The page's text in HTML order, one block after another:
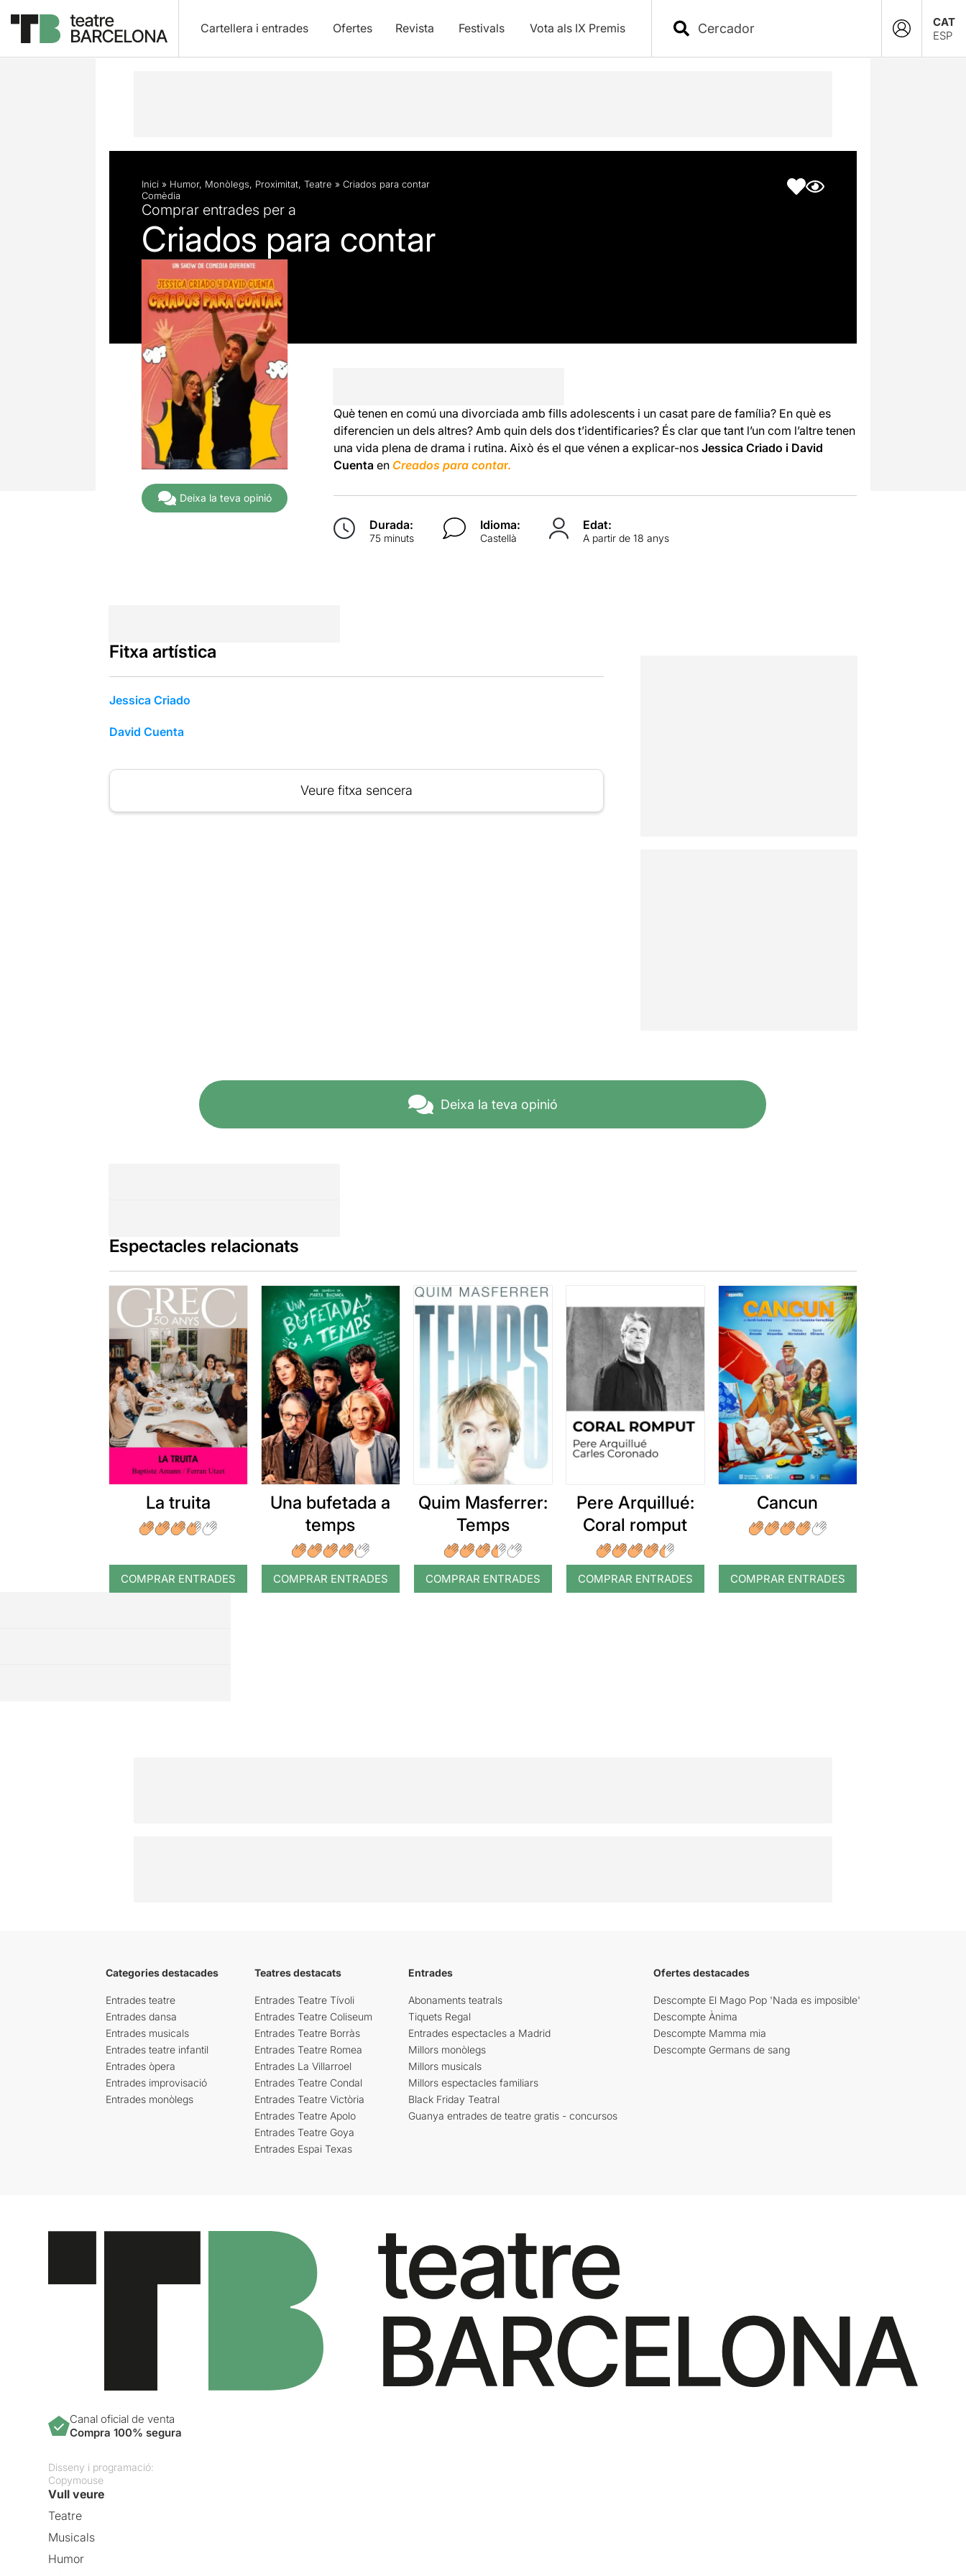
Cartellera i entrades Ofertes Revista Festivals Vota als IX Premis
CAT
ESP
Descripció Fitxa artística
Inici » Humor, Monòlegs, Proximitat, Teatre » Criados para contar
Comèdia
Comprar entrades per a
Criados para contar
Deixa la teva opinió
Què tenen en comú una divorciada amb fills adolescents i un casat pare de família? En què es
diferencien un dels altres? Amb quin dels dos t’identificaries? És clar que tant l’un com l’altre tenen
una vida plena de drama i rutina. Això és el que vénen a explicar-nos Jessica Criado i David
Cuenta en Creados para contar.
Durada:
75 minuts
Idioma:
Castellà
Edat:
A partir de 18 anys
Fitxa artística
Jessica Criado
David Cuenta
Veure fitxa sencera
Deixa la teva opinió
Espectacles relacionats
La truita
COMPRAR ENTRADES
Una bufetada a
temps
COMPRAR ENTRADES
Quim Masferrer:
Temps
COMPRAR ENTRADES
Pere Arquillué:
Coral romput
COMPRAR ENTRADES
Cancun
COMPRAR ENTRADES
Categories destacades
Entrades teatre
Entrades dansa
Entrades musicals
Entrades teatre infantil
Entrades òpera
Entrades improvisació
Entrades monòlegs
Teatres destacats
Entrades Teatre Tívoli
Entrades Teatre Coliseum
Entrades Teatre Borràs
Entrades Teatre Romea
Entrades La Villarroel
Entrades Teatre Condal
Entrades Teatre Victòria
Entrades Teatre Apolo
Entrades Teatre Goya
Entrades Espai Texas
Entrades
Abonaments teatrals
Tiquets Regal
Entrades espectacles a Madrid
Millors monòlegs
Millors musicals
Millors espectacles familiars
Black Friday Teatral
Guanya entrades de teatre gratis - concursos
Ofertes destacades
Descompte El Mago Pop 'Nada es imposible'
Descompte Ànima
Descompte Mamma mia
Descompte Germans de sang
Canal oficial de venta
Compra 100% segura
Disseny i programació:
Copymouse
Vull veure
Teatre
Musicals
Humor